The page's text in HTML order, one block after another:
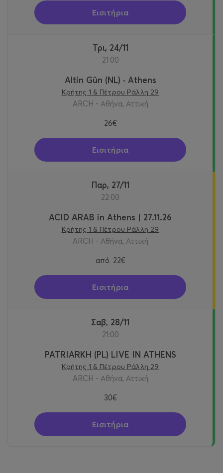
Εισιτήρια
Τρι, 24/11
21:00
Altin Gün (NL) · Athens
Κρήτης 1 & Πέτρου Ράλλη 29
ARCH - Αθήνα, Αττική
26€
Εισιτήρια
Παρ, 27/11
22:00
ACID ARAB in Athens | 27.11.26
Κρήτης 1 & Πέτρου Ράλλη 29
ARCH - Αθήνα, Αττική
από 22€
Εισιτήρια
Σαβ, 28/11
21:00
PATRIARKH (PL) LIVE IN ATHENS
Κρήτης 1 & Πέτρου Ράλλη 29
ARCH - Αθήνα, Αττική
30€
Εισιτήρια